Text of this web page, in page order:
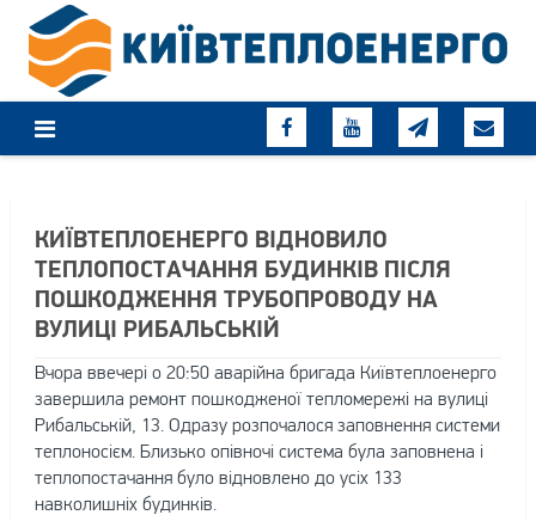
content
КИЇВТЕПЛОЕНЕРГО ВІДНОВИЛО
ТЕПЛОПОСТАЧАННЯ БУДИНКІВ ПІСЛЯ
ПОШКОДЖЕННЯ ТРУБОПРОВОДУ НА
ВУЛИЦІ РИБАЛЬСЬКІЙ
Вчора ввечері о 20:50 аварійна бригада Київтеплоенерго
завершила ремонт пошкодженої тепломережі на вулиці
Рибальській, 13. Одразу розпочалося заповнення системи
теплоносієм. Близько опівночі система була заповнена і
теплопостачання було відновлено до усіх 133
навколишніх будинків.